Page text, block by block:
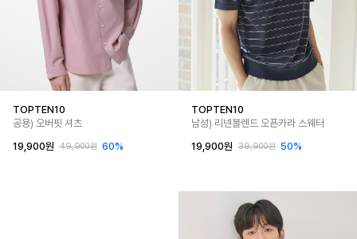
TOPTEN10
공용) 오버핏 셔츠
19,900원
49,900원 60%
TOPTEN10
남성) 리넨블렌드 오픈카라 스웨터
19,900원
39,900원 50%